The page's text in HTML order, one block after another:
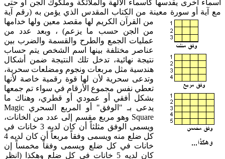
أسماء أخرى يقدسها كأسماء الآلهة والملائكة وملكوك الجن أو حتى
مع آية أو سورة معينة من الكتاب المقدس الذي يؤمن به (رقم آية
من
القرآن الكريم لها مقصد معين ولها خدامها
من الجن حسب ما يزعم) ، وبعد عدد من
عمليات الجمع والطرح والقسمة والضرب بين
عناصر مختلفة بينها اسم الشخص يتم حساب
نتيجة نهائية، تدخل تلك النتيجة ضمن أشكال
هندسية مثل مربعات ونجوم ومضلعات سحرية،
وتدعى سحرية لأن لها قوة رقمية خاصة لأنها
تعطي نفس مجموع الأرقام في سواء تم جمعها
بشكل أفقي أو عمودي أو قطري، وهناك ما
يدعى بـ "الوفق" أو المربع السحري Magic
Square وهو مربع مقسم إلى عدد من الخانات،
ويسمى الوفق مثلثاً أن كان لديه 3 خانات في
كل ضلع منه ويسمى وفقاً مربعاً أن كان لديه 4
خانات في كل ضلع ويسمى وفقاً مخمساً إن
كان لديه 5 خانات في كل ضلع وهكذا (انظر